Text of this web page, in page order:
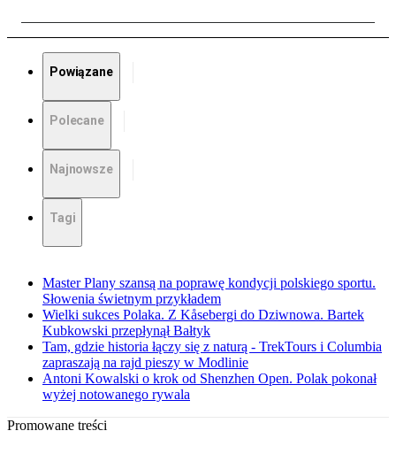
Powiązane
Polecane
Najnowsze
Tagi
Master Plany szansą na poprawę kondycji polskiego sportu.
Słowenia świetnym przykładem
Wielki sukces Polaka. Z Kåsebergi do Dziwnowa. Bartek
Kubkowski przepłynął Bałtyk
Tam, gdzie historia łączy się z naturą - TrekTours i Columbia
zapraszają na rajd pieszy w Modlinie
Antoni Kowalski o krok od Shenzhen Open. Polak pokonał
wyżej notowanego rywala
Promowane treści